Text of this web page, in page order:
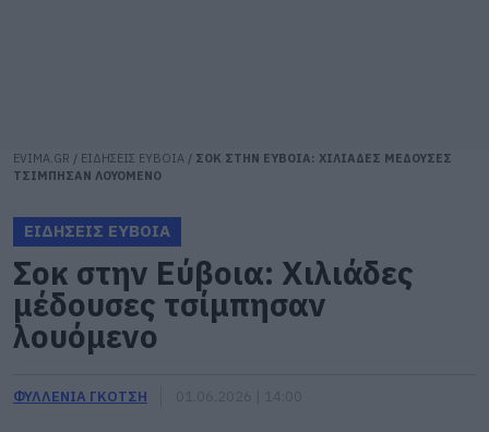
EVIMA.GR / ΕΙΔΗΣΕΙΣ ΕΥΒΟΙΑ / ΣΟΚ ΣΤΗΝ ΕΥΒΟΙΑ: ΧΙΛΙΑΔΕΣ ΜΕΔΟΥΣΕΣ
ΤΣΙΜΠΗΣΑΝ ΛΟΥΟΜΕΝΟ
ΕΙΔΗΣΕΙΣ ΕΥΒΟΙΑ
Σοκ στην Εύβοια: Χιλιάδες
μέδουσες τσίμπησαν
λουόμενο
ΦΥΛΛΕΝΙΑ ΓΚΟΤΣΗ